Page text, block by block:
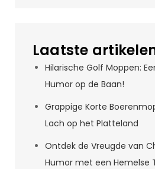
Laatste
Hilarische Golf Moppen:
Humor op de Baan!
Grappige Korte
Lach op het Platteland
Ontdek de Vreugde van
Humor met een Hemelse